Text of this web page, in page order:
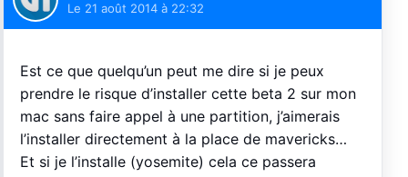
Le 21 août 2014 à 22:32
Est ce que quelqu’un peut me dire si je peux
prendre le risque d’installer cette beta 2 sur mon
mac sans faire appel à une partition, j’aimerais
l’installer directement à la place de mavericks…
Et si je l’installe (yosemite) cela ce passera